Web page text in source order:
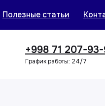
Полезные статьи
График работы: 24/7
+998 71 207-